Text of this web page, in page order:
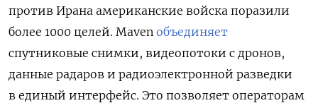
против Ирана американские войска поразили
более 1000 целей. Maven объединяет
спутниковые снимки, видеопотоки с дронов,
данные радаров и радиоэлектронной разведки
в единый интерфейс. Это позволяет операторам